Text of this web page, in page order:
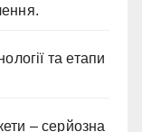
та етапи
– серйозна